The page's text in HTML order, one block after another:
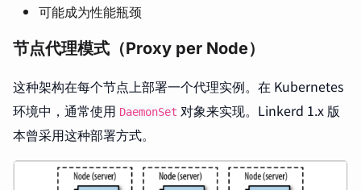
可能成为性能瓶颈
节点代理模式（Proxy per Node）
这种架构在每个节点上部署一个代理实例。在 Kubernetes
环境中，通常使用 DaemonSet 对象来实现。Linkerd 1.x 版
本曾采用这种部署方式。